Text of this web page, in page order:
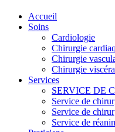
Accueil
Soins
Cardiologie
Chirurgie
Chirurgie
Chirurgie
Services
SERVICE DE
Service de
Service de
Service de